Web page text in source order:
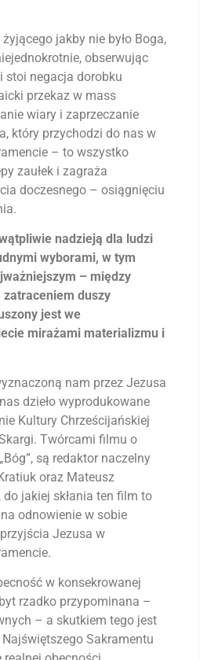
jakby nie było Boga,
obserwując
stoi negacja dorobku
przekaz w mass
wiary i zaprzeczanie
który przychodzi do nas w
– to wszystko
zaułek i zagraża
doczesnego – osiągnięciu
nadzieją dla ludzi
wyborami, w tym
– między
duszy
jest we
mirażami materializmu i
nam przez Jezusa
dzieło wyprodukowane
Kultury Chrześcijańskiej
Twórcami filmu o
są redaktor naczelny
oraz Mateusz
do jakiej skłania ten film to
odnowienie w sobie
Jezusa w
w konsekrowanej
rzadko przypominana –
– a skutkiem tego jest
Sakramentu